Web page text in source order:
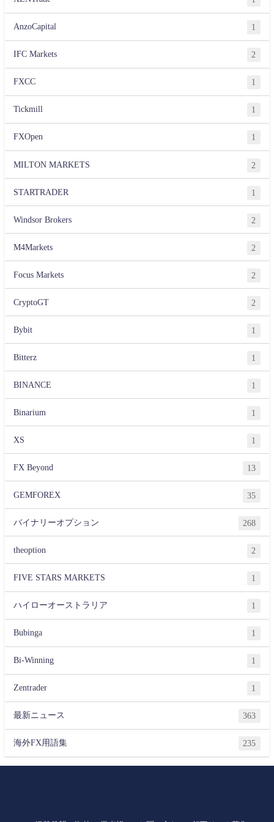
AnzoCapital 1
IFC Markets 2
FXCC 1
Tickmill 1
FXOpen 1
MILTON MARKETS 2
STARTRADER 1
Windsor Brokers 2
M4Markets 2
Focus Markets 2
CryptoGT 2
Bybit 1
Bitterz 1
BINANCE 1
Binarium 1
XS 1
FX Beyond 13
GEMFOREX 35
バイナリーオプション 268
theoption 2
FIVE STARS MARKETS 1
ハイローオーストラリア 1
Bubinga 1
Bi-Winning 1
Zentrader 1
最新ニュース 363
海外FX用語集 235